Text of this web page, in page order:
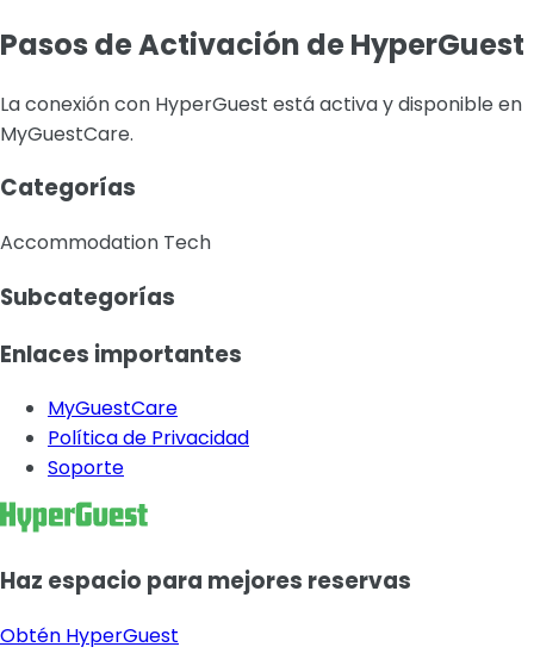
Pasos de Activación de HyperGuest
La conexión con HyperGuest está activa y disponible en
MyGuestCare.
Categorías
Accommodation Tech
Subcategorías
Enlaces importantes
MyGuestCare
Política de Privacidad
Soporte
Haz espacio para mejores reservas
Obtén HyperGuest